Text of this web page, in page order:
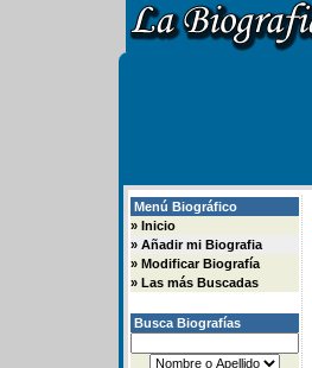
Menú Biográfico
» Inicio
» Añadir mi Biografia
» Modificar Biografía
» Las más Buscadas
Busca Biografías